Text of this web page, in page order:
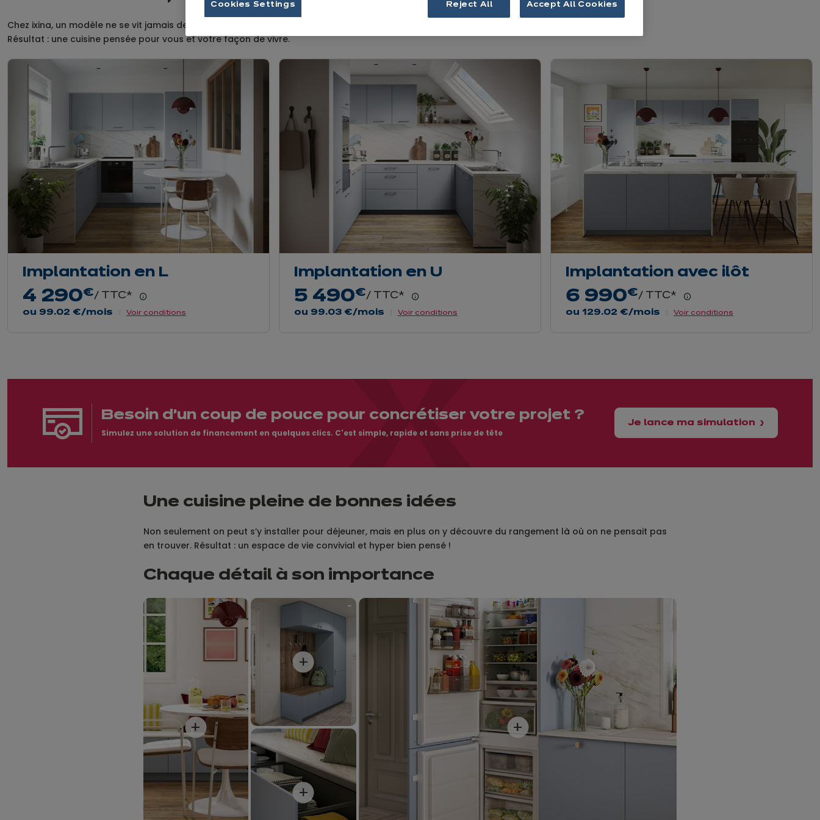
Chez ixina, un modèle ne se vit jamais de la même façon. Selon votre espace et vos habitudes, il se décline, s’adapte, se réorganise.
Résultat : une cuisine pensée pour vous et votre façon de vivre.
Implantation en L
4 290€/ TTC*
En
plus
ou 99.02 €/mois Voir conditions
Implantation en U
5 490€/ TTC*
En
plus
ou 99.03 €/mois Voir conditions
Implantation avec ilôt
6 990€/ TTC*
En
plus
ou 129.02 €/mois Voir conditions
Besoin d'un coup de pouce pour concrétiser votre projet ?
Simulez une solution de financement en quelques clics. C'est simple, rapide et sans prise de tête
Je lance ma simulation
Une cuisine pleine de bonnes idées
Non seulement on peut s’y installer pour déjeuner, mais en plus on y découvre du rangement là où on ne pensait pas
en trouver. Résultat : un espace de vie convivial et hyper bien pensé !
Chaque détail à son importance
+
+
+
+
Cookies Settings Reject All Accept All Cookies